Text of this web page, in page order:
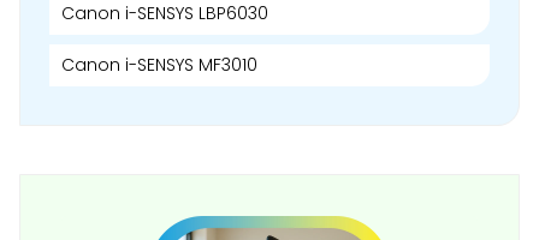
Canon i-SENSYS LBP6030
Canon i-SENSYS MF3010